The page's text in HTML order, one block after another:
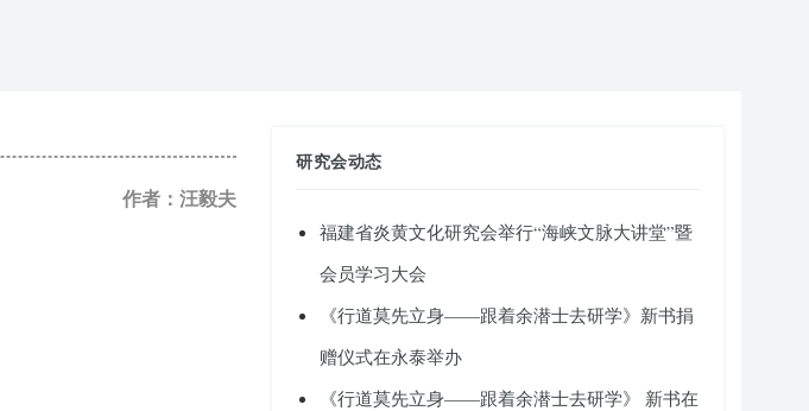
作者：汪毅夫
研究会动态
福建省炎黄文化研究会举行“海峡文脉大讲堂”暨
会员学习大会
《行道莫先立身——跟着余潜士去研学》新书捐
赠仪式在永泰举办
《行道莫先立身——跟着余潜士去研学》 新书在